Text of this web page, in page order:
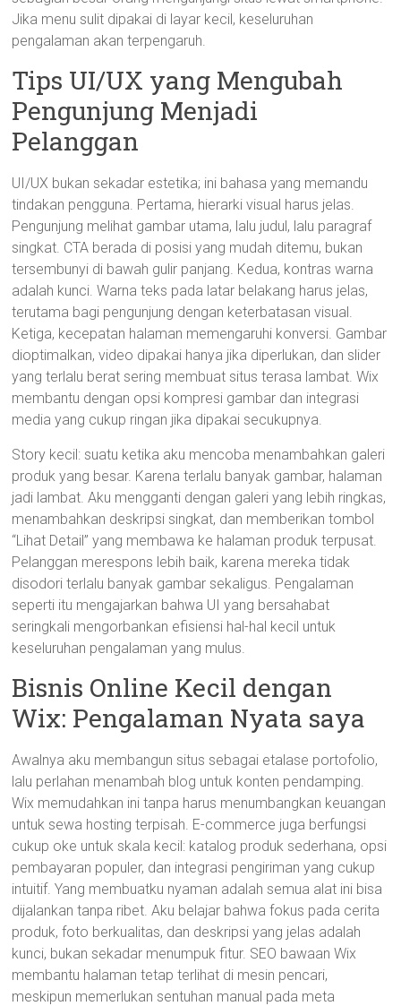
Jika menu sulit dipakai di layar kecil, keseluruhan
pengalaman akan terpengaruh.
Tips UI/UX yang Mengubah
Pengunjung Menjadi
Pelanggan
UI/UX bukan sekadar estetika; ini bahasa yang memandu
tindakan pengguna. Pertama, hierarki visual harus jelas.
Pengunjung melihat gambar utama, lalu judul, lalu paragraf
singkat. CTA berada di posisi yang mudah ditemu, bukan
tersembunyi di bawah gulir panjang. Kedua, kontras warna
adalah kunci. Warna teks pada latar belakang harus jelas,
terutama bagi pengunjung dengan keterbatasan visual.
Ketiga, kecepatan halaman memengaruhi konversi. Gambar
dioptimalkan, video dipakai hanya jika diperlukan, dan slider
yang terlalu berat sering membuat situs terasa lambat. Wix
membantu dengan opsi kompresi gambar dan integrasi
media yang cukup ringan jika dipakai secukupnya.
Story kecil: suatu ketika aku mencoba menambahkan galeri
produk yang besar. Karena terlalu banyak gambar, halaman
jadi lambat. Aku mengganti dengan galeri yang lebih ringkas,
menambahkan deskripsi singkat, dan memberikan tombol
“Lihat Detail” yang membawa ke halaman produk terpusat.
Pelanggan merespons lebih baik, karena mereka tidak
disodori terlalu banyak gambar sekaligus. Pengalaman
seperti itu mengajarkan bahwa UI yang bersahabat
seringkali mengorbankan efisiensi hal-hal kecil untuk
keseluruhan pengalaman yang mulus.
Bisnis Online Kecil dengan
Wix: Pengalaman Nyata saya
Awalnya aku membangun situs sebagai etalase portofolio,
lalu perlahan menambah blog untuk konten pendamping.
Wix memudahkan ini tanpa harus menumbangkan keuangan
untuk sewa hosting terpisah. E-commerce juga berfungsi
cukup oke untuk skala kecil: katalog produk sederhana, opsi
pembayaran populer, dan integrasi pengiriman yang cukup
intuitif. Yang membuatku nyaman adalah semua alat ini bisa
dijalankan tanpa ribet. Aku belajar bahwa fokus pada cerita
produk, foto berkualitas, dan deskripsi yang jelas adalah
kunci, bukan sekadar menumpuk fitur. SEO bawaan Wix
membantu halaman tetap terlihat di mesin pencari,
meskipun memerlukan sentuhan manual pada meta